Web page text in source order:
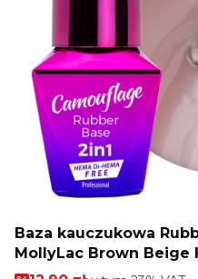
Baza kauczukowa
MollyLac Brown Beige
Nr 2